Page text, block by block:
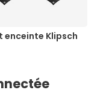
enceinte Klipsch